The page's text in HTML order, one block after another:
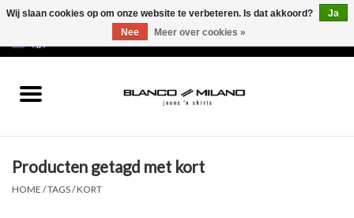
SALE 50%
Producten getagd met kort
HOME /TAGS/KORT
Wij slaan cookies op om onze website te verbeteren. Is dat akkoord?
Ja
Nee
Meer over cookies »